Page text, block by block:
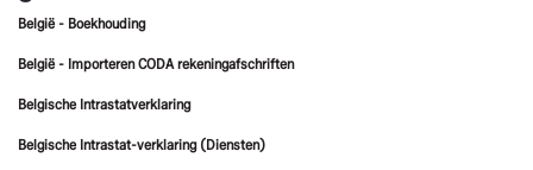
België - Boekhouding
België - Importeren CODA rekeningafschriften
Belgische Intrastatverklaring
Belgische Intrastat-verklaring (Diensten)